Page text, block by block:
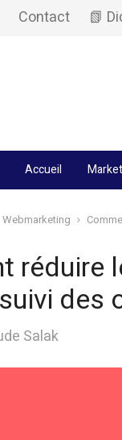
Contact 📗
Accueil
Webmarketing
réduire
des
Salak